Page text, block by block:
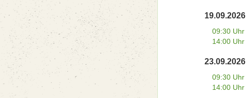
19.09.2026
09:30 Uhr
14:00 Uhr
23.09.2026
09:30 Uhr
14:00 Uhr